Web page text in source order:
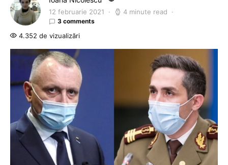
12 februarie 2021 4 minute read
3 comments
4.352 de vizualizări